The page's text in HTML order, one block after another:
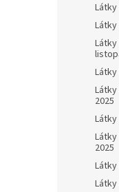
2025
Látky
2025
Látky